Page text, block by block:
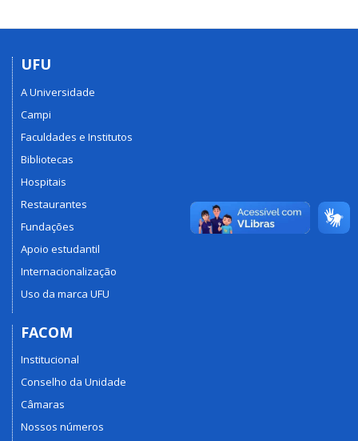
UFU
A Universidade
Campi
Faculdades e Institutos
Bibliotecas
Hospitais
Restaurantes
Fundações
Apoio estudantil
Internacionalização
Uso da marca UFU
FACOM
Institucional
Conselho da Unidade
Câmaras
Nossos números